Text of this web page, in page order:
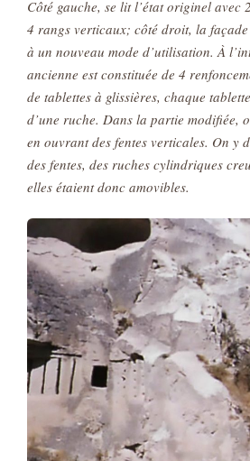
Côté gauche, se lit l’état originel avec
4 rangs verticaux; côté droit, la
à un nouveau mode d’utilisation. À
ancienne est constituée de 4
de tablettes à glissières, chaque
d’une ruche. Dans la partie modifiée,
en ouvrant des fentes verticales. On y
des fentes, des ruches cylindriques
elles étaient donc amovibles.